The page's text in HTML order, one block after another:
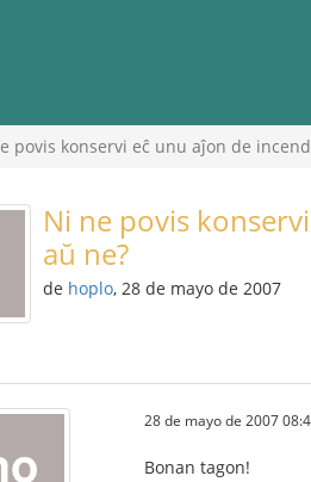
povis konservi eĉ unu aĵon de
Ni ne povis
aŭ ne?
de hoplo, 28 de mayo de 2007
28 de mayo de 2007
Bonan tagon!